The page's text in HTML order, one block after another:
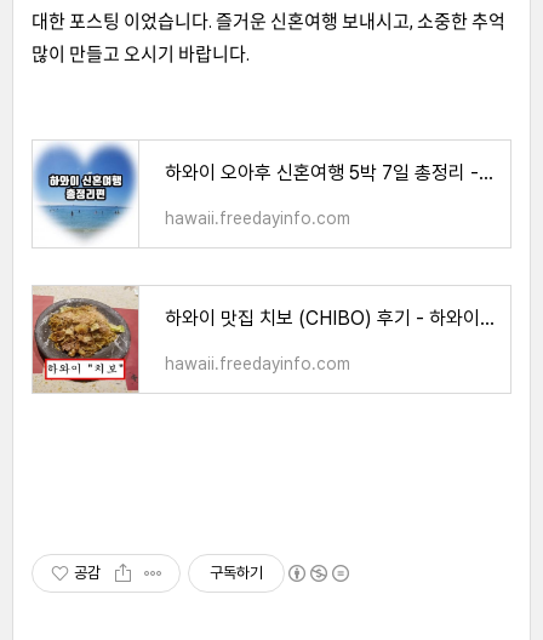
대한 포스팅 이었습니다. 즐거운 신혼여행 보내시고, 소중한 추억
많이 만들고 오시기 바랍니다.
하와이 오아후 신혼여행 5박 7일 총정리 - 한방에 확인하기
hawaii.freedayinfo.com
하와이 맛집 치보 (CHIBO) 후기 - 하와이 신행 맛집 치보 후기
hawaii.freedayinfo.com
공감 구독하기